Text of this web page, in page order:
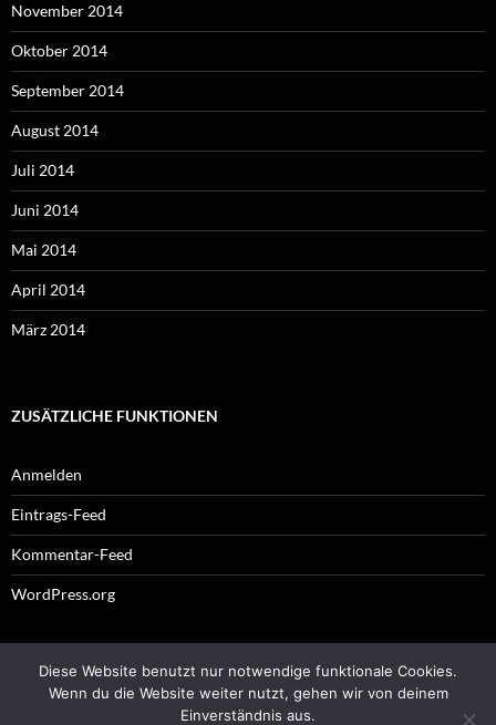
November 2014
Oktober 2014
September 2014
August 2014
Juli 2014
Juni 2014
Mai 2014
April 2014
März 2014
ZUSÄTZLICHE FUNKTIONEN
Anmelden
Eintrags-Feed
Kommentar-Feed
WordPress.org
Impressum
Diese Website benutzt nur notwendige funktionale Cookies.
Wenn du die Website weiter nutzt, gehen wir von deinem
Einverständnis aus.